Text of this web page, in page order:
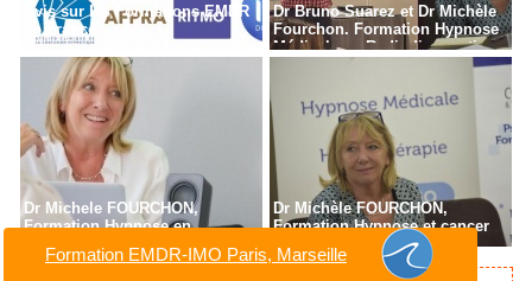
Avis sur les Formations EMDR
en France
Dr Bruno Suarez et Dr Michèle
Fourchon. Formation Hypnose
Médicale en Radiodiagnostic,
Dr Michele FOURCHON,
Formation Hypnose en
Dr Michèle FOURCHON,
Formation Hypnose et cancer
Formation EMDR-IMO Paris, Marseille